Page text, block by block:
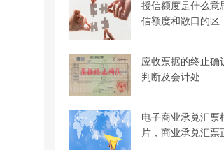
授信额度是什么意
信额度和敞口的
应收票据的终止确
判断及会计处…
电子商业承兑汇票
片，商业承兑汇